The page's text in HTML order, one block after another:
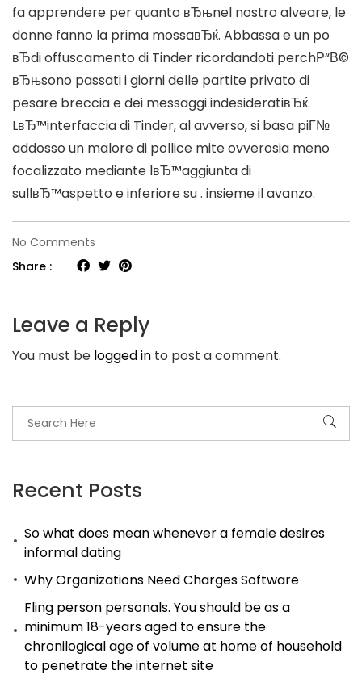
Recent Posts
So what does mean whenever a female desires
informal dating
Why Organizations Need Charges Software
Fling person personals. You should be as a
minimum 18-years aged to ensure the
chronilogical age of volume at home of household
to penetrate the internet site
fa apprendere per quanto вЂњnel nostro alveare, le
donne fanno la prima mossaвЂќ. Abbassa e un po
вЂdi offuscamento di Tinder ricordandoti perchР“В©
вЂњsono passati i giorni delle partite privato di
pesare breccia e dei messaggi indesideratiвЂќ.
LвЂ™interfaccia di Tinder, al avverso, si basa piГ№
addosso un malore di pollice mite ovverosia meno
focalizzato mediante lвЂ™aggiunta di
sullвЂ™aspetto e inferiore su . insieme il avanzo.
No Comments
Bumble
Р“РЃ
lвЂ™app
incontri
mette
nelle
della
cameriera
Share :
Leave a Reply
You must be logged in to post a comment.